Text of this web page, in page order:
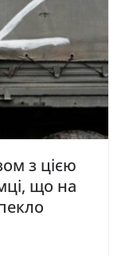
з цією
що на